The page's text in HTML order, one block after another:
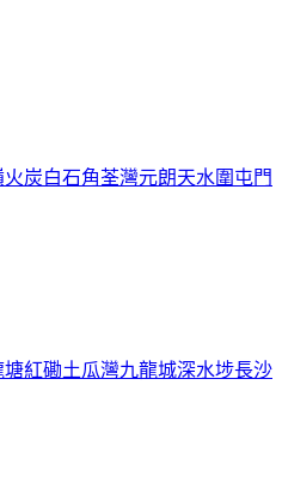
火炭白石角荃灣元朗天水圍 屯門
塘紅磡土瓜灣九龍城深水埗長沙